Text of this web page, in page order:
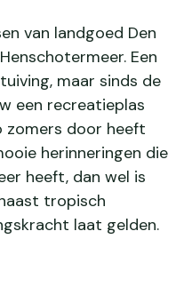
van landgoed Den
Een
maar sinds de
een recreatieplas
zomers door heeft
herinneringen die
heeft, dan wel is
tropisch
laat gelden.